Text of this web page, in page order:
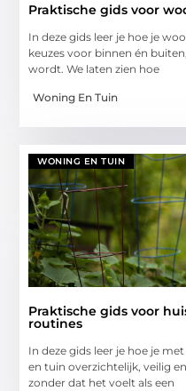
Praktische gids voor
In deze gids leer je hoe je
keuzes voor binnen én
wordt. We laten zien hoe
Woning En Tuin
WONING EN TUIN
Praktische gids voor
routines
In deze gids leer je hoe je
en tuin overzichtelijk, veilig
zonder dat het voelt als een